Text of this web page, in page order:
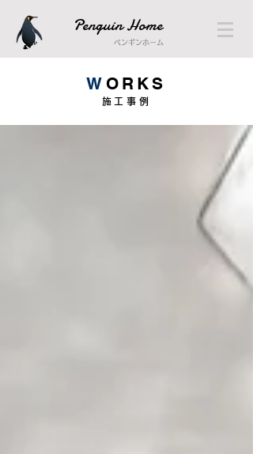
Penguin Home
ペンギンホーム
W ORKS
施工事例